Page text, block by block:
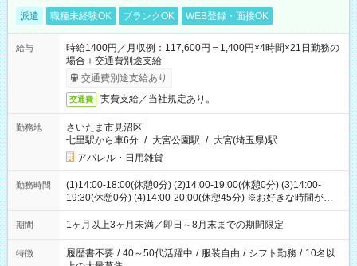
派遣 職種未経験OK ブランクOK WEB登録・面接OK
給与
時給1400円／月収例：117,600円＝1,400円×4時間×21日勤務の
場合＋交通費別途支給
交通費別途支給あり
交通費 実費支給／当社規定あり。
勤務地
さいたま市見沼区
七里駅から車6分 / 大宮公園駅 / 大宮(埼玉県)駅
アパレル・日用雑貨
勤務時間
(1)14:00-18:00(休憩0分) (2)14:00-19:00(休憩0分) (3)14:00-
19:30(休憩0分) (4)14:00-20:00(休憩45分) ※お好きな時間が選べ
ます
期間 1ヶ月以上3ヶ月未満／即日～8月末までの期間限定
特徴 履歴書不要 / 40～50代活躍中 / 服装自由 / シフト勤務 / 10名以